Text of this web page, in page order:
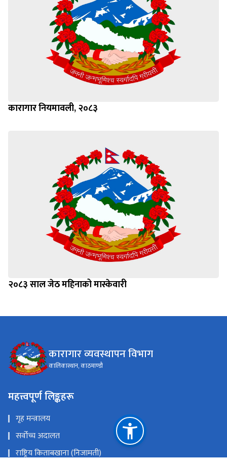
कारागार नियमावली, २०८३
२०८३ साल जेठ महिनाको मास्केवारी
कारागार व्यवस्थापन विभाग
कालिकास्थान, काठमाण्डौ
महत्त्वपूर्ण लिङ्कहरू
गृह मन्त्रालय
सर्वोच्च अदालत
राष्ट्रिय किताबखाना (निजामती)